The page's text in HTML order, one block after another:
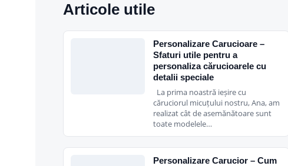
Articole utile
Personalizare Carucioare –
Sfaturi utile pentru a
personaliza cărucioarele cu
detalii speciale
La prima noastră ieșire cu
căruciorul micuțului nostru, Ana, am
realizat cât de asemănătoare sunt
toate modelele…
Personalizare Carucior – Cum